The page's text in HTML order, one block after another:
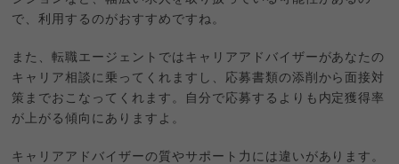
で、利用するのがおすすめですね。
また、転職エージェントではキャリアアドバイザーがあなたの
キャリア相談に乗ってくれますし、応募書類の添削から面接対
策までおこなってくれます。自分で応募するよりも内定獲得率
が上がる傾向にありますよ。
キャリアアドバイザーの質やサポート力には違いがあります。